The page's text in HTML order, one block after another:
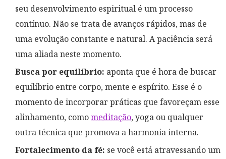
seu desenvolvimento espiritual é um processo
contínuo. Não se trata de avanços rápidos, mas de
uma evolução constante e natural. A paciência será
uma aliada neste momento.
Busca por equilíbrio: aponta que é hora de buscar
equilíbrio entre corpo, mente e espírito. Esse é o
momento de incorporar práticas que favoreçam esse
alinhamento, comomeditação, yoga ou qualquer
outra técnica que promova a harmonia interna.
Fortalecimento da fé: se você está atravessando um